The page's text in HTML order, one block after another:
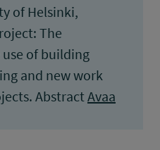
of Helsinki,
The
of building
and new work
AbstractAvaa